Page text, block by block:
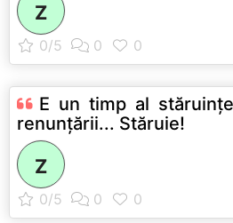
Z
E un timp al
renunţării... Stăruie!
Z